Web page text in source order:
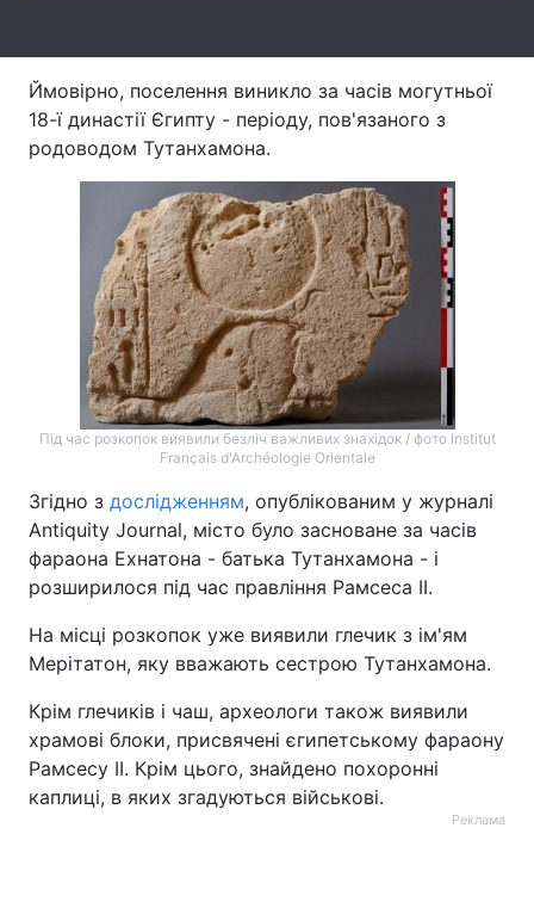
Послуги
Тема оформлення
Ймовірно, поселення виникло за часів могутньої
18-ї династії Єгипту - періоду, пов'язаного з
родоводом Тутанхамона.
Під час розкопок виявили безліч важливих знахідок / фото Institut
Français d'Archéologie Orientale
Згідно з дослідженням, опублікованим у журналі
Antiquity Journal, місто було засноване за часів
фараона Ехнатона - батька Тутанхамона - і
розширилося під час правління Рамсеса II.
На місці розкопок уже виявили глечик з ім'ям
Мерітатон, яку вважають сестрою Тутанхамона.
Крім глечиків і чаш, археологи також виявили
храмові блоки, присвячені єгипетському фараону
Рамсесу II. Крім цього, знайдено похоронні
каплиці, в яких згадуються військові.
Реклама